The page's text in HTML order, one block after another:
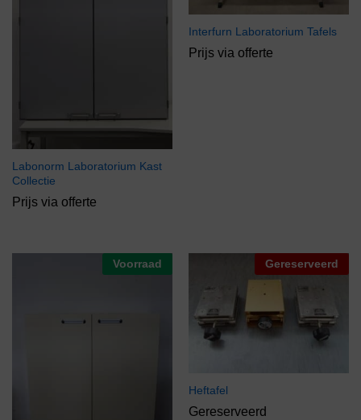
Labonorm Laboratorium Kast
Collectie
Prijs via offerte
Interfurn Laboratorium Tafels
Prijs via offerte
Voorraad Gereserveerd
Heftafel
Gereserveerd